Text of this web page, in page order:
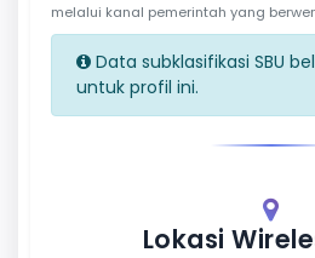
melalui kanal pemerintah yang
Data subklasifikasi SBU
untuk profil ini.
Lokasi